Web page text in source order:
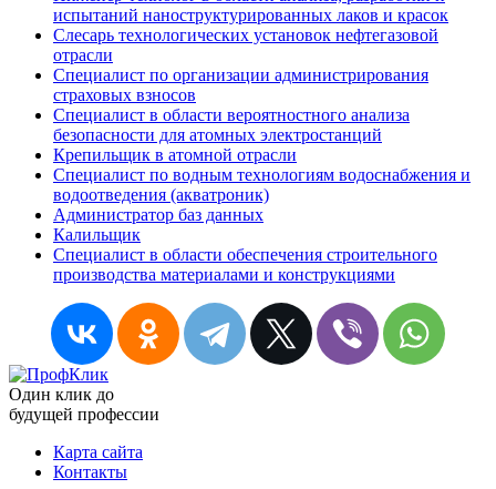
испытаний наноструктурированных лаков и красок
Слесарь технологических установок нефтегазовой
отрасли
Специалист по организации администрирования
страховых взносов
Специалист в области вероятностного анализа
безопасности для атомных электростанций
Крепильщик в атомной отрасли
Специалист по водным технологиям водоснабжения и
водоотведения (акватроник)
Администратор баз данных
Калильщик
Специалист в области обеспечения строительного
производства материалами и конструкциями
Один клик до
будущей профессии
Карта сайта
Контакты